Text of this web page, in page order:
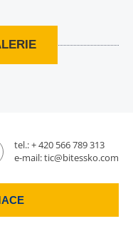
tel.:+ 420 566 789 313
e-mail:tic@bitessko.com